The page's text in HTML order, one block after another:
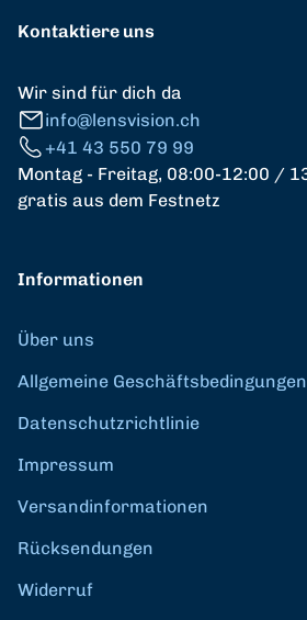
Kontaktiere uns
Wir sind für dich da
info@lensvision.ch
+41 43 550 79 99
Montag - Freitag, 08:00-12:00 /
gratis aus dem Festnetz
Informationen
Über uns
Allgemeine Geschäftsbedingungen
Datenschutzrichtlinie
Impressum
Versandinformationen
Rücksendungen
Widerruf